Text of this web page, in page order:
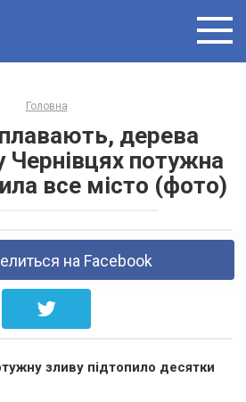
Головна
дерева
Чернівцях потужна
все місто (фото)
на Facebook
зливу підтопило десятки